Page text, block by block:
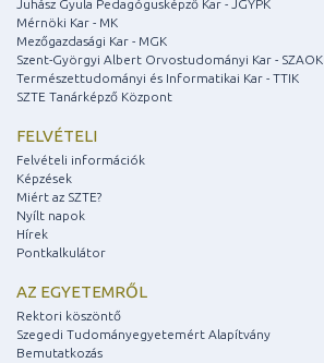
Juhász Gyula Pedagógusképző Kar - JGYPK
Mérnöki Kar - MK
Mezőgazdasági Kar - MGK
Szent-Györgyi Albert Orvostudományi Kar - SZAOK
Természettudományi és Informatikai Kar - TTIK
SZTE Tanárképző Központ
FELVÉTELI
Felvételi információk
Képzések
Miért az SZTE?
Nyílt napok
Hírek
Pontkalkulátor
AZ EGYETEMRŐL
Rektori köszöntő
Szegedi Tudományegyetemért Alapítvány
Bemutatkozás